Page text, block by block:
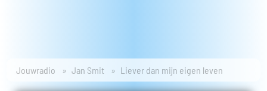
Jouwradio Jan Smit Liever dan mijn eigen leven